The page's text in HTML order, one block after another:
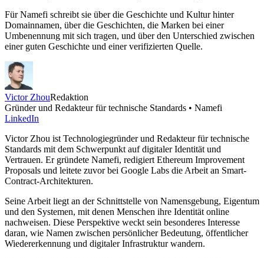
Für Namefi schreibt sie über die Geschichte und Kultur hinter
Domainnamen, über die Geschichten, die Marken bei einer
Umbenennung mit sich tragen, und über den Unterschied zwischen
einer guten Geschichte und einer verifizierten Quelle.
Victor ZhouRedaktion
Gründer und Redakteur für technische Standards • Namefi
LinkedIn
Victor Zhou ist Technologiegründer und Redakteur für technische
Standards mit dem Schwerpunkt auf digitaler Identität und
Vertrauen. Er gründete Namefi, redigiert Ethereum Improvement
Proposals und leitete zuvor bei Google Labs die Arbeit an Smart-
Contract-Architekturen.
Seine Arbeit liegt an der Schnittstelle von Namensgebung, Eigentum
und den Systemen, mit denen Menschen ihre Identität online
nachweisen. Diese Perspektive weckt sein besonderes Interesse
daran, wie Namen zwischen persönlicher Bedeutung, öffentlicher
Wiedererkennung und digitaler Infrastruktur wandern.